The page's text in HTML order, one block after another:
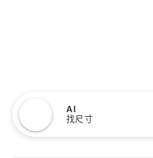
AI
找尺寸